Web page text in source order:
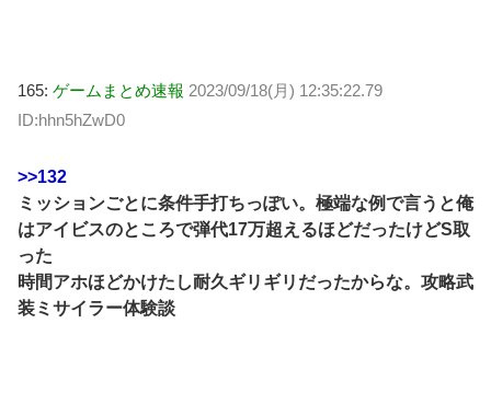
165: ゲームまとめ速報 2023/09/18(月) 12:35:22.79
ID:hhn5hZwD0
>>132
ミッションごとに条件手打ちっぽい。極端な例で言うと俺
はアイビスのところで弾代17万超えるほどだったけどS取
った
時間アホほどかけたし耐久ギリギリだったからな。攻略武
装ミサイラー体験談